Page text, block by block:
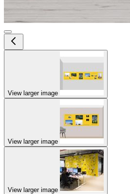
View larger image
View larger image
View larger image